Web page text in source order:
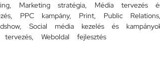
, Marketing stratégia, Média tervezés
, PPC kampány, Print, Public Relations
, Social média kezelés és
, Weboldal fejlesztés